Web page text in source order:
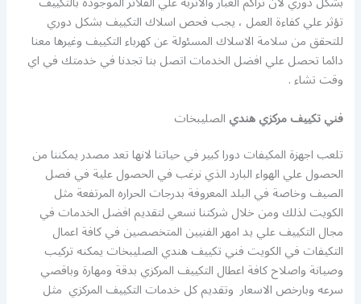
تؤثر علي كفاءة العمل ، يجب فحص اسلاك التكييف بشكل دوري
للتحقق من سلامة الاسلاك المسئولة عن كهرباء التكييف وغيرها معنا
دائما تحصل علي افضل الخدمات اتصل بنا تجدنا في خدمتك في اي
وقت تشاء .
فني تكييف مركزي هنديالصليبخات
تلعب اجهزة المكيفات دورا كبير في حياتنا لانها تعد مصدر يمكننا من
الحصول علي الهواء البارد الذي نرغب في الحصول علية في فصل
الصيف وخاصة في البلد المعروفة بدرجات الحراره المرتفعة مثل
الكويت لذلك ومن خلال شركتنا نسعي لتقديم افضل الخدمات في
مجال التكييف علي يد امهر الفنيين المتخصصين في كافة اعمال
التكيفات في الكويت فني تكييف هندي الصليبخات يمكنه تركيب
وصيانة واصلاح كافة اعطال التكييف المركزي بدقة ومهارة وباقصي
سرعه وبارخص الاسعار وتقديم كل خدمات التكييف المركزي مثل